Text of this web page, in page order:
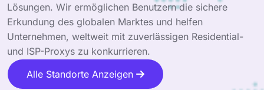
Lösungen. Wir ermöglichen Benutzern die sichere
Erkundung des globalen Marktes und helfen
Unternehmen, weltweit mit zuverlässigen Residential-
und ISP-Proxys zu konkurrieren.
Alle Standorte Anzeigen